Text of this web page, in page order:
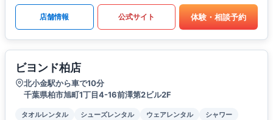
店舗情報 公式サイト 体験・相談予約
ビヨンド柏店
北小金駅から車で10分
千葉県柏市旭町1丁目4-16前澤第2ビル2F
タオルレンタル シューズレンタル ウェアレンタル
シャワー